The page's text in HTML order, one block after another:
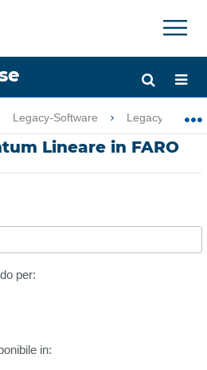
Accesso
×
globale
Legacy-Software Legacy-FARO
Lineare in FARO